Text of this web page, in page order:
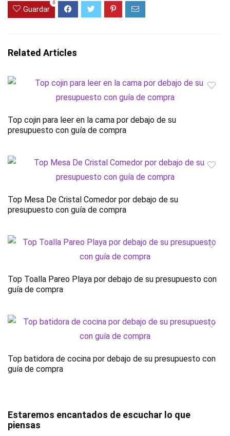
Guardar
0
Related Articles
Top cojin para leer en la cama por debajo de su
presupuesto con guía de compra
Top Mesa De Cristal Comedor por debajo de su
presupuesto con guía de compra
Top Toalla Pareo Playa por debajo de su presupuesto con
guía de compra
Top batidora de cocina por debajo de su presupuesto con
guía de compra
Estaremos encantados de escuchar lo que
piensas